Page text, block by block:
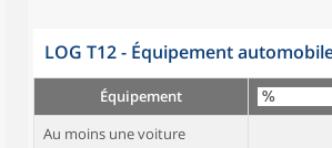
LOG T12 - Équipement
Équipement
Au moins une voiture